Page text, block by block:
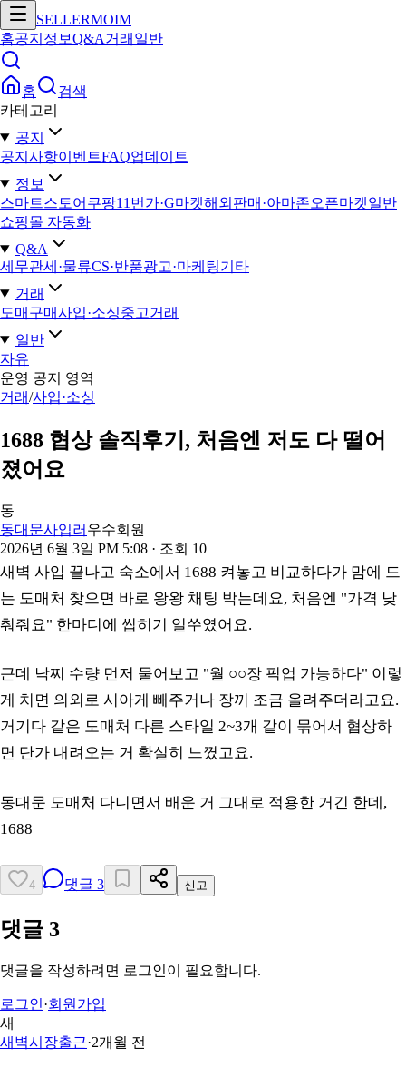
SELLERMOIM
홈공지 정보Q&A거래 일반
홈
검색
카테고리
공지
공지사항이벤트FAQ업데이트
정보
스마트스토어 쿠팡11번가·G마켓해외판매·아마존오픈마켓일반
쇼핑몰 자동화
Q&A
세무관세·물류CS·반품광고·마케팅기타
거래
도매구매사입·소싱중고거래
일반
자유
운영 공지 영역
거래/사입·소싱
1688 협상 솔직후기, 처음엔 저도 다 떨어
졌어요
동
동대문사입러 우수회원
2026년 6월 3일 PM 5:08 · 조회 10
새벽 사입 끝나고 숙소에서 1688 켜놓고 비교하다가 맘에 드
는 도매처 찾으면 바로 왕왕 채팅 박는데요, 처음엔 "가격 낮
춰줘요" 한마디에 씹히기 일쑤였어요.
근데 낙찌 수량 먼저 물어보고 "월 ○○장 픽업 가능하다" 이렇
게 치면 의외로 시아게 빼주거나 장끼 조금 올려주더라고요.
거기다 같은 도매처 다른 스타일 2~3개 같이 묶어서 협상하
면 단가 내려오는 거 확실히 느꼈고요.
동대문 도매처 다니면서 배운 거 그대로 적용한 거긴 한데,
1688
4 댓글 3 신고
댓글 3
댓글을 작성하려면 로그인이 필요합니다.
로그인·회원가입
새
새벽시장출근·2개월 전